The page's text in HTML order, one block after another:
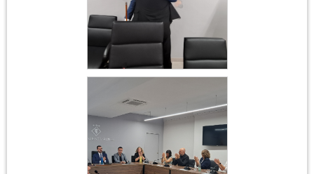
Ajuntament 17 de juny
2023